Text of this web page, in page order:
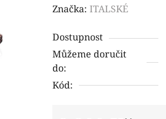
hodnocení
je
0,0
z
5
Značka: ITALSKÉ
Dostupnost
Můžeme doručit
do:
Kód: